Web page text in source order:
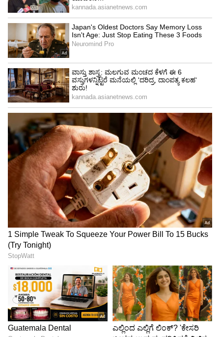
ಸರ್ಕಾರಿ ಹಿರಿಯ ಪ್ರಾಥಮಿಕ ಪಾಠಶಾಲೆಯಲ್ಲಿ 3 ಮಹಿಳಾ
ಶಿಕ್ಷಕರು ಸೇರಿದಂತೆ ನೂರಾರು ಜನ ವಿದ್ಯಾರ್ಥಿನಿಯರಿರುವ
ಶೌಚಾಲಯಕ್ಕಾಗಿ ಪರಿತಪಿಸುತ್ತಿದ್ದು, ಶಾಲಾ ಕೊಠಡಿ ಕೊರತೆ
ಒಂದೆಡೆಯಾದರೆ, ಶೌಚಾಲಯ ಕೊರತೆ ಸಹ ಈ ಶಾಲೆಯ
ಶಿಕ್ಷಕರು ಹಾಗೂ ವಿದ್ಯಾರ್ಥಿಗಳಿಗೆ ತುಂಬಾ
ಅನಾನುಕೂಲವಾಗಿದೆ.
ಅರಸಾಪುರ ಸರ್ಕಾರಿ ಹಿರಿಯ ಪ್ರಾಥಮಿಕ ಪಾಠಶಾಲೆ ರಸ್ತೆ
ಅಗಲೀಕರಣದಿಂದ ಕಾಂಪೌಂಡ್, ಬಿಲ್ಡಿಂಗ್ ನೆಲಸಮವಾಗಿದೆ,
ವಿದ್ಯಾರ್ಥಿಗಳು ರಸ್ತೆ ದಾಟಲು ತುಂಬಾ ತೊಂದರೆಯಾಗುತ್ತಿದ್ದು,
ಶಾಲೆಯನ್ನು ನಿರ್ಮಿಸಿ ಕೊಡಬೇಕು. ವಿದ್ಯಾರ್ಥಿಗಳ ಶೈಕ್ಷಣಿಕ
ಗುಣಮಟ್ಟ ಹಿತದೃಷ್ಟಿಯಿಂದ ಶಾಲಾ ಕಟ್ಟಡಗಳಿಗೆ ಅನುದಾನ
ನೀಡಬೇಕು.